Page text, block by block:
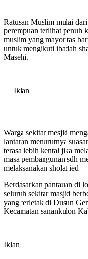
Ratusan Muslim mulai
perempuan terlihat penuh
muslim yang mayoritas
untuk mengikuti ibadah
Masehi.
Iklan
Warga sekitar mesjid
lantaran menurutnya
terasa lebih kental jika
masa pembangunan sdh
melaksanakan sholat ied
Berdasarkan pantauan di
seluruh sekitar masjid
yang terletak di Dusun
Kecamatan sanankulon
Iklan